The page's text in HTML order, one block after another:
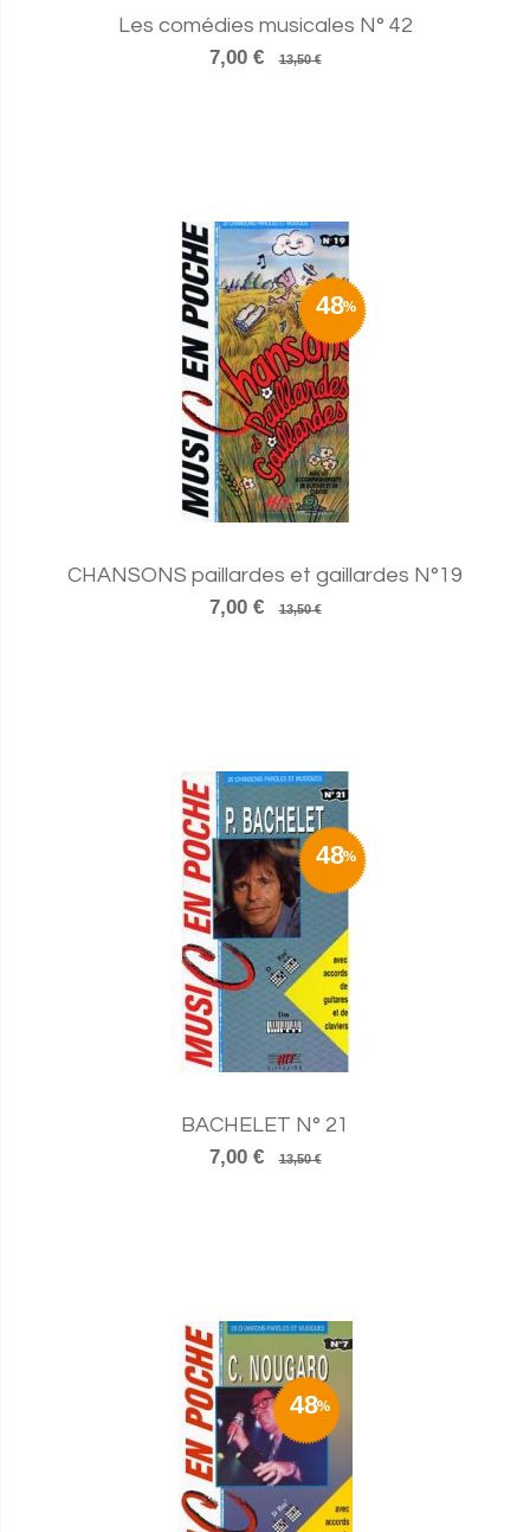
Les comédies musicales N° 42
7,00 €
13,50 €
48
CHANSONS paillardes et gaillardes N°19
7,00 €
13,50 €
48
BACHELET N° 21
7,00 €
13,50 €
48